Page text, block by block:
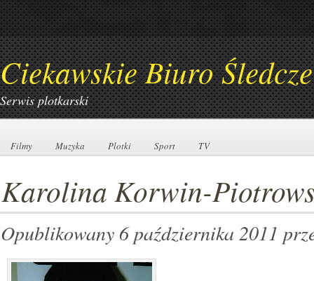
Ciekawskie Biuro Śledcze
Serwis plotkarski
Filmy
Filmy Muzyka
Muzyka Plotki
Plotki Sport
Sport TV
TV
Karolina Korwin-
Opublikowany 6 października 2011